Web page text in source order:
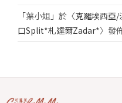
「葉小姐 」於〈克羅埃西亞
口Split*札達爾Zadar*〉發